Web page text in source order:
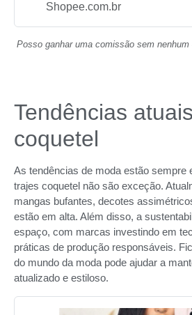
Shopee.com.br
Posso ganhar uma comissão sem
Tendências
coquetel
As tendências de moda estão sempre
trajes coquetel não são exceção.
mangas bufantes, decotes
estão em alta. Além disso, a
espaço, com marcas investindo em
práticas de produção responsáveis.
do mundo da moda pode ajudar a
atualizado e estiloso.